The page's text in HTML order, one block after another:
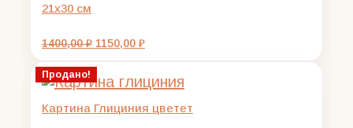
21х30 см
1400,00₽ Первоначальная
составляла
1400,00 ₽.
1150,00 ₽Текущая
Продано!
Картина Глициния цветет